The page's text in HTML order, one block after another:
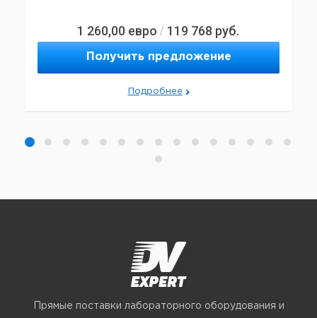
1 260,00 евро / 119 768 руб.
Получить предложение
Подробнее
Прямые поставки лабораторного оборудования и